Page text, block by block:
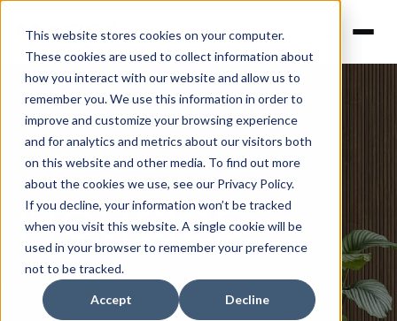
This website stores cookies on your computer.
These cookies are used to collect information about
how you interact with our website and allow us to
remember you. We use this information in order to
improve and customize your browsing experience
and for analytics and metrics about our visitors both
on this website and other media. To find out more
about the cookies we use, see our Privacy Policy.
If you decline, your information won’t be tracked
when you visit this website. A single cookie will be
used in your browser to remember your preference
not to be tracked.
Accept Decline
Noticias